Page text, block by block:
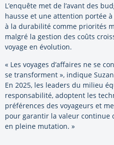
L’enquête met de l’avant des
hausse et une attention portée
à la durabilité comme priorités
malgré la gestion des coûts
voyage en évolution.
« Les voyages d’affaires ne se
se transforment », indique
En 2025, les leaders du milieu
responsabilité, adoptent les
préférences des voyageurs et
pour garantir la valeur continue
en pleine mutation. »